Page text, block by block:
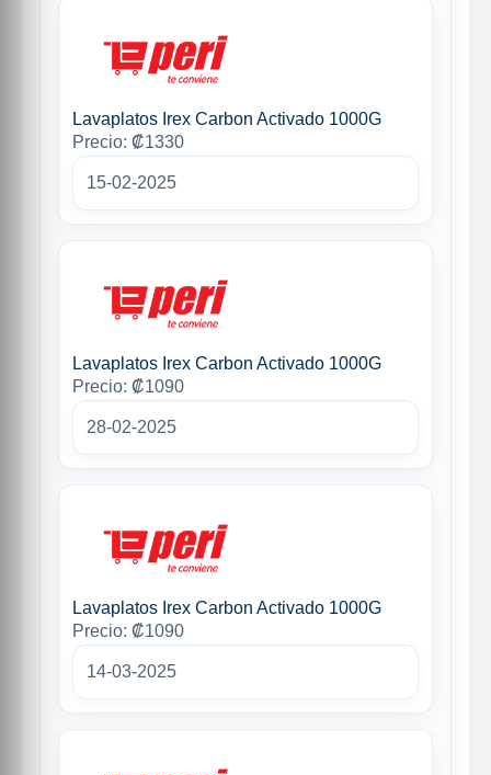
Lavaplatos Irex Carbon Activado 1000G
Precio: ₡1330
15-02-2025
Lavaplatos Irex Carbon Activado 1000G
Precio: ₡1090
28-02-2025
Lavaplatos Irex Carbon Activado 1000G
Precio: ₡1090
14-03-2025